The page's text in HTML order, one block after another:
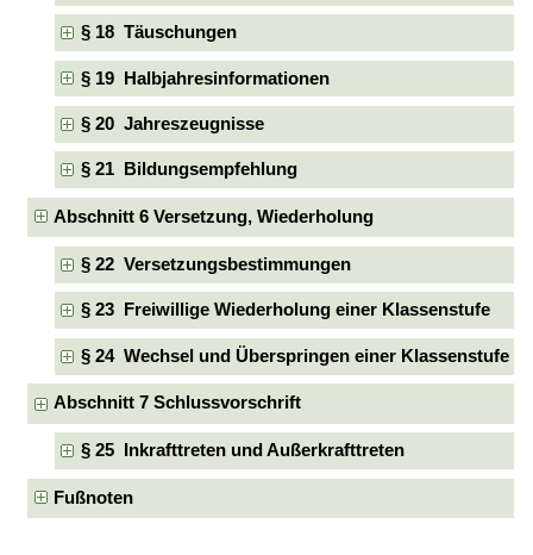
§ 18 Täuschungen
§ 19 Halbjahresinformationen
§ 20 Jahreszeugnisse
§ 21 Bildungsempfehlung
Abschnitt 6 Versetzung, Wiederholung
§ 22 Versetzungsbestimmungen
§ 23 Freiwillige Wiederholung einer Klassenstufe
§ 24 Wechsel und Überspringen einer Klassenstufe
Abschnitt 7 Schlussvorschrift
§ 25 Inkrafttreten und Außerkrafttreten
Fußnoten